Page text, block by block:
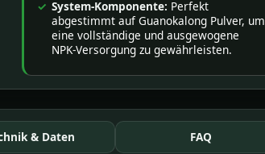
System-Komponente: Perfekt
abgestimmt auf Guanokalong Pulver, um
eine vollständige und ausgewogene
NPK-Versorgung zu gewährleisten.
& Daten FAQ